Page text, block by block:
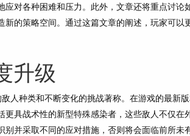
对各种困难和压力。此外，文章还将重点讨论
的策略空间。通过这篇文章的阐述，玩家可以
升级
人种类和不断变化的挑战著称。在游戏的最新
具战术性的新型特殊感染者，这些敌人不仅在
并采取不同的应对措施，否则将会面临前所未